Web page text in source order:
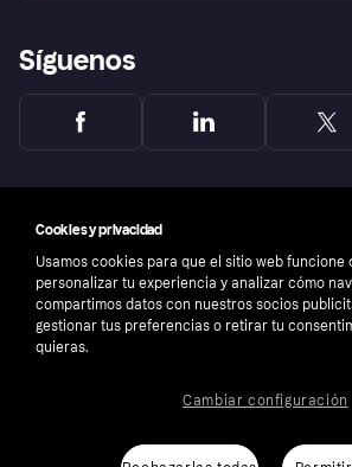
Síguenos
Número de empresa: 556737-0431
Cookies y privacidad
Usamos cookies para que el sitio web funcione
personalizar tu experiencia y analizar cómo
compartimos datos con nuestros socios
gestionar tus preferencias o retirar tu
quieras.
Cambiar configuración